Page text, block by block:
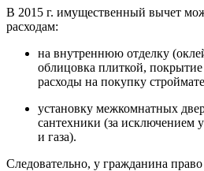
В 2015 г. имущественный вычет
расходам:
на внутреннюю отделку
облицовка плиткой,
расходы на покупку
установку межкомнатных
сантехники (за исключением
и газа).
Следовательно, у гражданина